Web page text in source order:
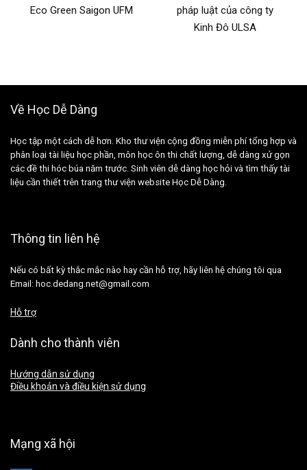
Eco Green Saigon UFM
pháp luật của công ty
Kinh Đô ULSA
Về Học Dễ Dàng
Học tập một cách dễ hơn. Kho thư viện cộng đồng miễn phí tổng hợp và
phân loại tài liệu học phần, môn học ôn thi chất lượng, dễ dàng xử gọn
các đề thi hóc búa năm trước. Sinh viên dễ dàng học hỏi và tìm thấy tài
liệu cần thiết trên trang thư viện website Học Dễ Dàng.
Thông tin liên hệ
Nếu có bất kỳ thắc mắc nào hay cần hỗ trợ, hãy liên hệ chúng tôi qua
Email: hoc.dedang.net@gmail.com
Hỗ trợ
Dành cho thành viên
Hướng dẫn sử dụng
Điều khoản và điều kiện sử dụng
Mạng xã hội